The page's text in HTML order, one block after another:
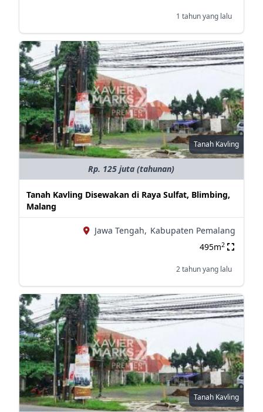
1 tahun yang lalu
Tanah Kavling
Rp. 125 juta (tahunan)
Tanah Kavling Disewakan di Raya Sulfat, Blimbing,
Malang
Jawa Tengah, Kabupaten Pemalang
495m2
2 tahun yang lalu
Tanah Kavling